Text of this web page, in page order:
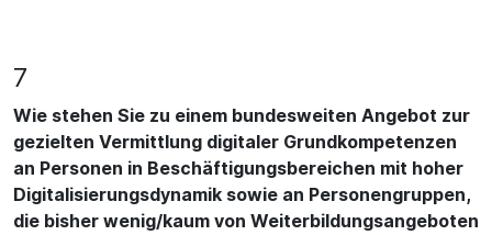
7
Wie stehen Sie zu einem bundesweiten Angebot zur
gezielten Vermittlung digitaler Grundkompetenzen
an Personen in Beschäftigungsbereichen mit hoher
Digitalisierungsdynamik sowie an Personengruppen,
die bisher wenig/kaum von Weiterbildungsangeboten